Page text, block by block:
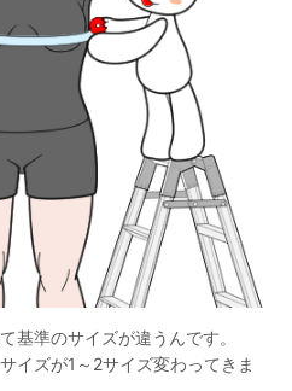
基準のサイズが違うんです。
イズが1～2サイズ変わってきま